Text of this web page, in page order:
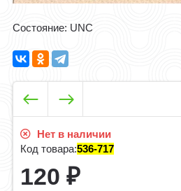
Cостояние: UNC
Нет в наличии
Код товара:536-717
120₽